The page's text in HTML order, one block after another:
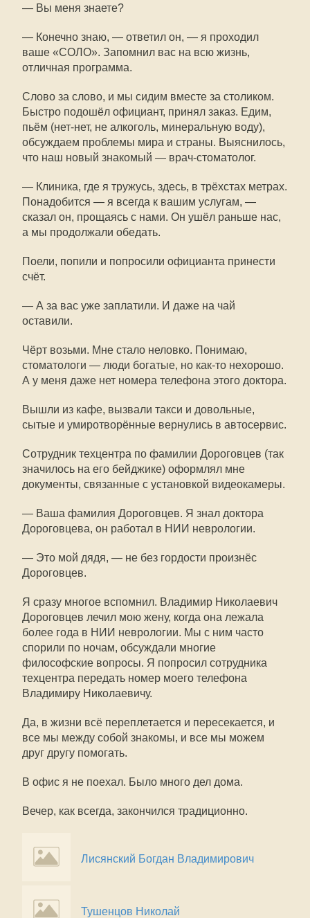
— Вы меня знаете?
— Конечно знаю, — ответил он, — я проходил
ваше «СОЛО». Запомнил вас на всю жизнь,
отличная программа.
Слово за слово, и мы сидим вместе за столиком.
Быстро подошёл официант, принял заказ. Едим,
пьём (нет-нет, не алкоголь, минеральную воду),
обсуждаем проблемы мира и страны. Выяснилось,
что наш новый знакомый — врач-стоматолог.
— Клиника, где я тружусь, здесь, в трёхстах метрах.
Понадобится — я всегда к вашим услугам, —
сказал он, прощаясь с нами. Он ушёл раньше нас,
а мы продолжали обедать.
Поели, попили и попросили официанта принести
счёт.
— А за вас уже заплатили. И даже на чай
оставили.
Чёрт возьми. Мне стало неловко. Понимаю,
стоматологи — люди богатые, но как-то нехорошо.
А у меня даже нет номера телефона этого доктора.
Вышли из кафе, вызвали такси и довольные,
сытые и умиротворённые вернулись в автосервис.
Сотрудник техцентра по фамилии Дороговцев (так
значилось на его бейджике) оформлял мне
документы, связанные с установкой видеокамеры.
— Ваша фамилия Дороговцев. Я знал доктора
Дороговцева, он работал в НИИ неврологии.
— Это мой дядя, — не без гордости произнёс
Дороговцев.
Я сразу многое вспомнил. Владимир Николаевич
Дороговцев лечил мою жену, когда она лежала
более года в НИИ неврологии. Мы с ним часто
спорили по ночам, обсуждали многие
философские вопросы. Я попросил сотрудника
техцентра передать номер моего телефона
Владимиру Николаевичу.
Да, в жизни всё переплетается и пересекается, и
все мы между собой знакомы, и все мы можем
друг другу помогать.
В офис я не поехал. Было много дел дома.
Вечер, как всегда, закончился традиционно.
Лисянский Богдан Владимирович
Тушенцов Николай